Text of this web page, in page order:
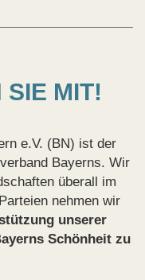
SIE MIT!
e.V. (BN) ist der
Bayerns. Wir
überall im
nehmen wir
unserer
Schönheit zu